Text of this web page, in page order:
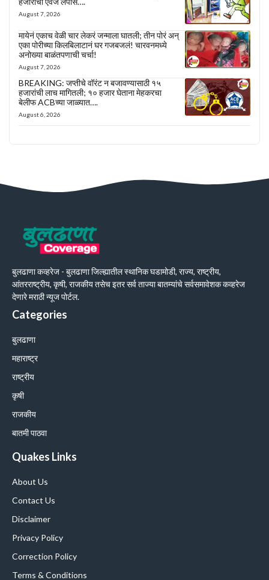
August 7, 2026
मायेनं एकाच वेळी चार लेकरं जन्माला घातली; तीन पोरं अन्
एका पोरीच्या किलबिलाटानं घर गजबजलं! चारवनमध्ये
अनोख्या बाळंतपणाची चर्चा!
August 7, 2026
BREAKING: जप्तीचे वॉरंट न बजावण्यासाठी १५
हजारांची लाच मागितली; १० हजार घेताना मेहकरचा
बेलीफ ACBच्या जाळ्यात….
August 6, 2026
बुलढाणा कव्हरेज - बुलढाणा जिल्ह्यातील स्थानिक घडामोडी, राज्य, राष्ट्रीय,
आंतरराष्ट्रीय, कृषी, राजकीय तसेच इतर सर्व ताज्या बातम्यांचे सर्वसमावेशक कव्हरेज
देणारे मराठी न्यूज पोर्टल.
Categories
बुलढाणा
महाराष्ट्र
राष्ट्रीय
कृषी
राजकीय
बातमी पाठवा
Quakes Links
About Us
Contact Us
Disclaimer
Privacy Policy
Correction Policy
Terms & Conditions